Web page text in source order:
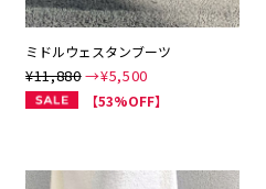
ミドルウェスタンブーツ
¥11,880→¥5,500
【53%OFF】